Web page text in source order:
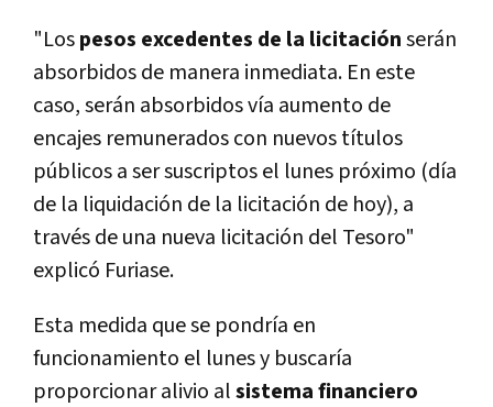
"Lospesos excedentes de la licitaciónserán
absorbidos de manera inmediata. En este
caso, serán absorbidos vía aumento de
encajes remunerados con nuevos títulos
públicos a ser suscriptos el lunes próximo (día
de la liquidación de la licitación de hoy), a
través de una nueva licitación del Tesoro"
explicó Furiase.
Esta medida que se pondría en
funcionamiento el lunes y buscaría
proporcionar alivio alsistema financiero